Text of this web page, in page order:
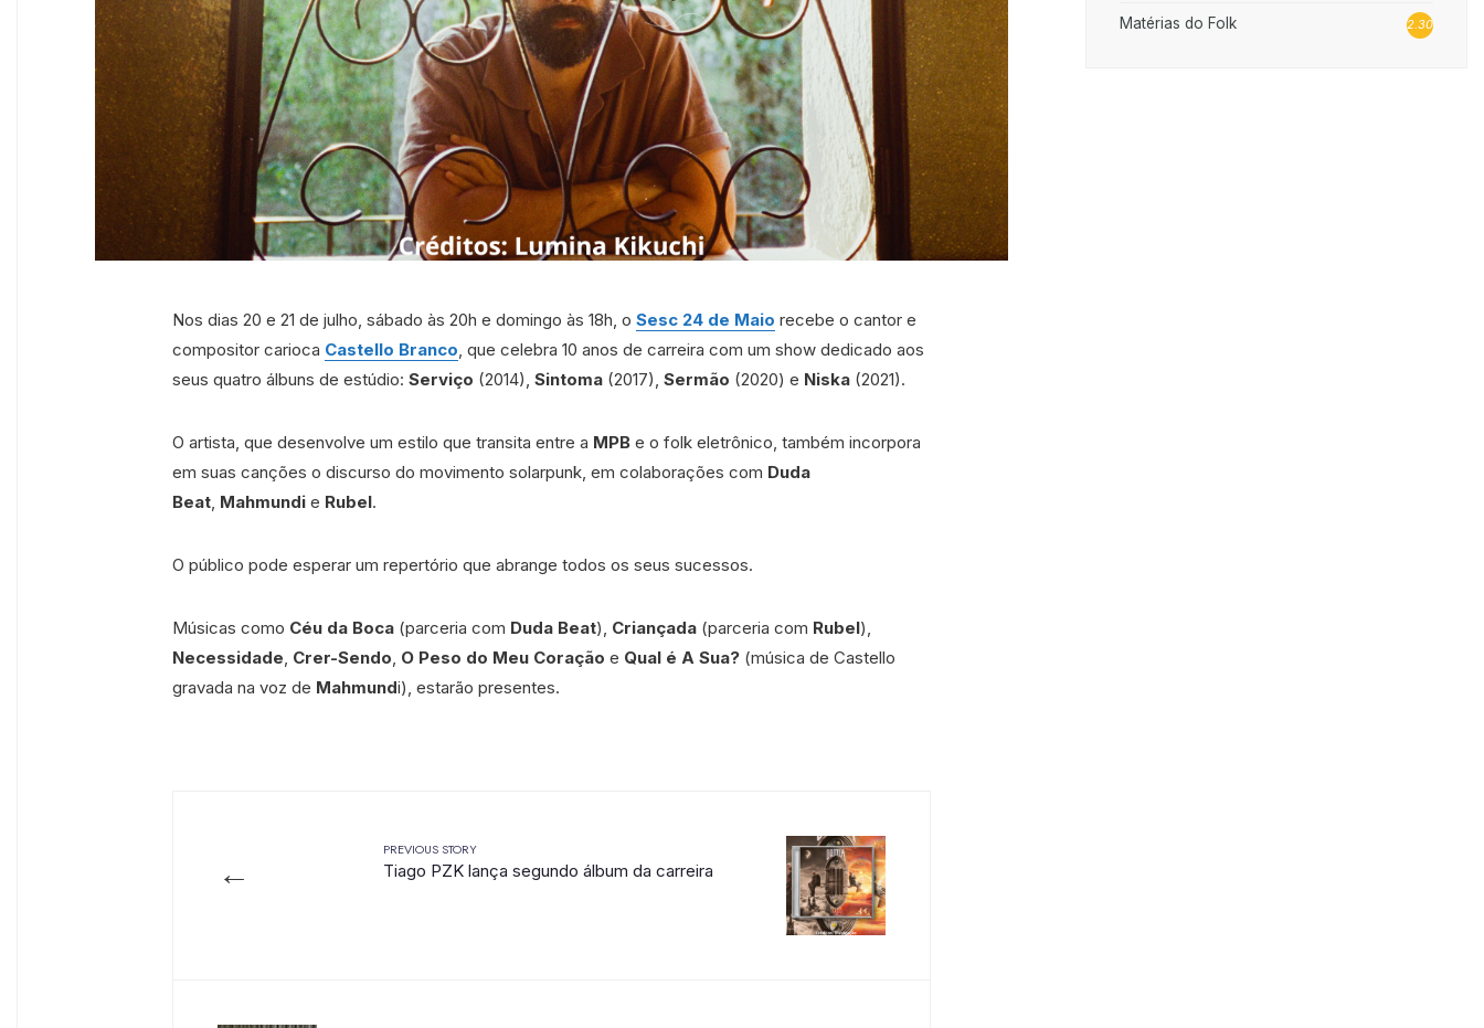
Nos dias 20 e 21 de julho, sábado às 20h e domingo às 18h, o Sesc 24 de Maio recebe o cantor e
compositor carioca Castello Branco, que celebra 10 anos de carreira com um show dedicado aos
seus quatro álbuns de estúdio: Serviço (2014), Sintoma (2017), Sermão (2020) e Niska (2021).
O artista, que desenvolve um estilo que transita entre a MPB e o folk eletrônico, também incorpora
em suas canções o discurso do movimento solarpunk, em colaborações com Duda
Beat, Mahmundi e Rubel.
O público pode esperar um repertório que abrange todos os seus sucessos.
Músicas como Céu da Boca (parceria com Duda Beat), Criançada (parceria com Rubel),
Necessidade, Crer-Sendo, O Peso do Meu Coração e Qual é A Sua? (música de Castello
gravada na voz de Mahmundi), estarão presentes.
←
PREVIOUS STORY
Tiago PZK lança segundo álbum da carreira
Matérias do Folk 2.302